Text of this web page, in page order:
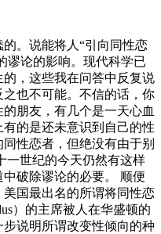
。说能将人“引向同性恋
谬论的影响。现代科学已
，这些我在问答中反复说
也不可能。不信的话，你
朋友，有几个是一天心血
的是还未意识到自己的性
性恋者，但绝没有由于别
一世纪的今天仍然有这样
破除谬论的必要。 顺便
国最出名的所谓将同性恋
）的主席被人在华盛顿的
说明所谓改变性倾向的种